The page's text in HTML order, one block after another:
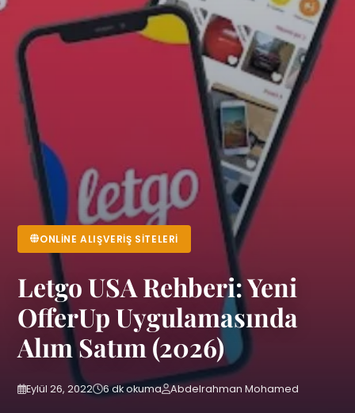
ONLINE ALIŞVERIŞ SITELERI
Letgo USA Rehberi: Yeni
OfferUp Uygulamasında
Alım Satım (2026)
Eylül 26, 2022 6 dk okuma Abdelrahman Mohamed